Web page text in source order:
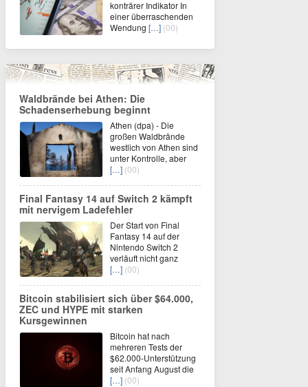
konträrer Indikator In
einer überraschenden
Wendung […] (00)
Waldbrände bei Athen: Die
Schadenserhebung beginnt
Athen (dpa) - Die
großen Waldbrände
westlich von Athen sind
unter Kontrolle, aber
[…] (00)
Final Fantasy 14 auf Switch 2 kämpft
mit nervigem Ladefehler
Der Start von Final
Fantasy 14 auf der
Nintendo Switch 2
verläuft nicht ganz
[…] (00)
Bitcoin stabilisiert sich über $64.000,
ZEC und HYPE mit starken
Kursgewinnen
Bitcoin hat nach
mehreren Tests der
$62.000-Unterstützung
seit Anfang August die
[…] (00)